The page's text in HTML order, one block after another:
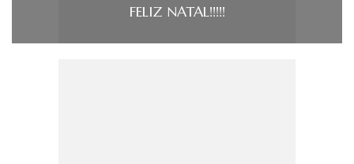
FELIZ NATAL!!!!!